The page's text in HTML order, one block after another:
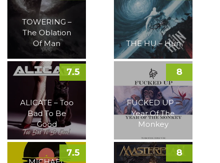
TOWERING –
The Oblation
Of Man
THE HU – Hun
ALICATE – Too
Bad To Be
Good
7.5
FUCKED UP –
Year Of The
Monkey
8
7.5 8